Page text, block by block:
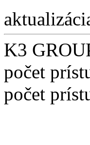
K3
počet
počet